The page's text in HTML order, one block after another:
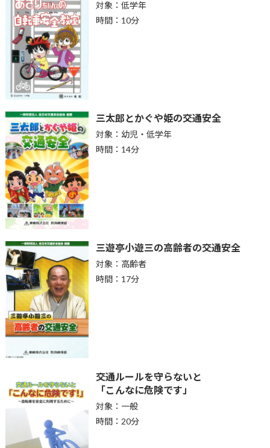
対象：低学年
時間：10分
三太郎とかぐや姫の交通安全
対象：幼児・低学年
時間：14分
三遊亭小遊三の高齢者の交通安全
対象：高齢者
時間：17分
交通ルールを守らないと
「こんなに危険です」
対象：一般
時間：20分